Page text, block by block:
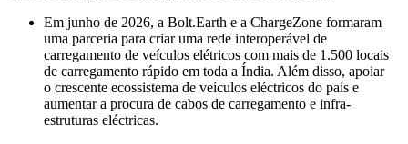
Em junho de 2026, a Bolt.Earth e a ChargeZone formaram
uma parceria para criar uma rede interoperável de
carregamento de veículos elétricos com mais de 1.500 locais
de carregamento rápido em toda a Índia. Além disso, apoiar
o crescente ecossistema de veículos eléctricos do país e
aumentar a procura de cabos de carregamento e infra-
estruturas eléctricas.